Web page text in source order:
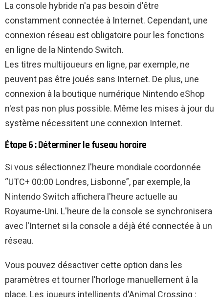
La console hybride n'a pas besoin d'être
constamment connectée à Internet. Cependant, une
connexion réseau est obligatoire pour les fonctions
en ligne de la Nintendo Switch.
Les titres multijoueurs en ligne, par exemple, ne
peuvent pas être joués sans Internet. De plus, une
connexion à la boutique numérique Nintendo eShop
n'est pas non plus possible. Même les mises à jour du
système nécessitent une connexion Internet.
Étape 6 : Déterminer le fuseau horaire
Si vous sélectionnez l'heure mondiale coordonnée
“UTC+ 00:00 Londres, Lisbonne”, par exemple, la
Nintendo Switch affichera l'heure actuelle au
Royaume-Uni. L'heure de la console se synchronisera
avec l'Internet si la console a déjà été connectée à un
réseau.
Vous pouvez désactiver cette option dans les
paramètres et tourner l'horloge manuellement à la
place. Les joueurs intelligents d'Animal Crossing :